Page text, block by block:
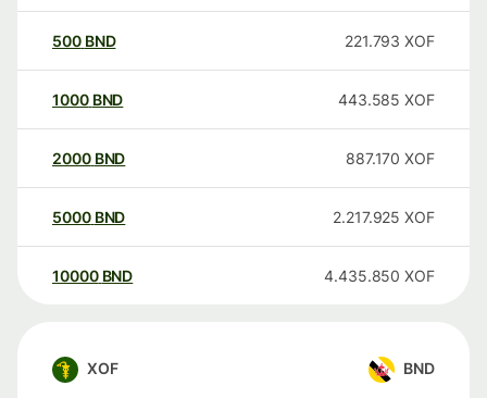
500 BND 221.793 XOF
1000 BND 443.585 XOF
2000 BND 887.170 XOF
5000 BND 2.217.925 XOF
10000 BND 4.435.850 XOF
XOF BND